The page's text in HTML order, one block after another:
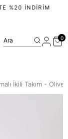
%20 İNDIRIM
Ara 0
İkili Takım - Olive